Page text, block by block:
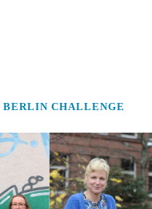
BERLIN CHALLENGE